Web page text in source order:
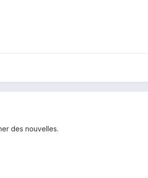
des nouvelles.